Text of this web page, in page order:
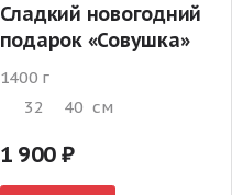
Сладкий новогодний
подарок «Совушка»
1400 г
32
40 см
1 900